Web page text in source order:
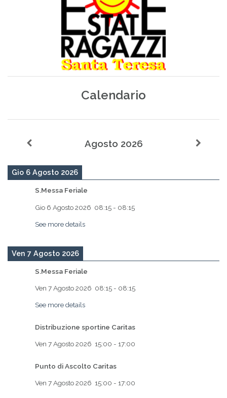
Calendario
Agosto 2026
Gio 6 Agosto 2026
S.Messa Feriale
Gio 6 Agosto 2026 08:15 - 08:15
See more details
Ven 7 Agosto 2026
S.Messa Feriale
Ven 7 Agosto 2026 08:15 - 08:15
See more details
Distribuzione sportine Caritas
Ven 7 Agosto 2026 15:00 - 17:00
Punto di Ascolto Caritas
Ven 7 Agosto 2026 15:00 - 17:00